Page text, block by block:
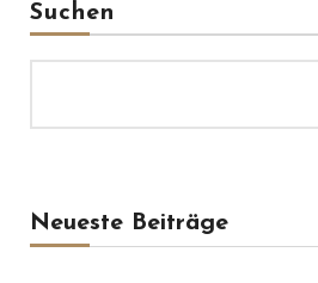
Suchen
Neueste Beiträge